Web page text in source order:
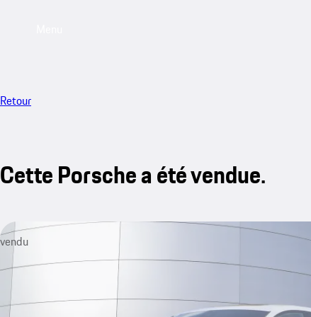
Retour
Cette Porsche a été vendue.
vendu